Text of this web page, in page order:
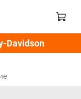
Davidson